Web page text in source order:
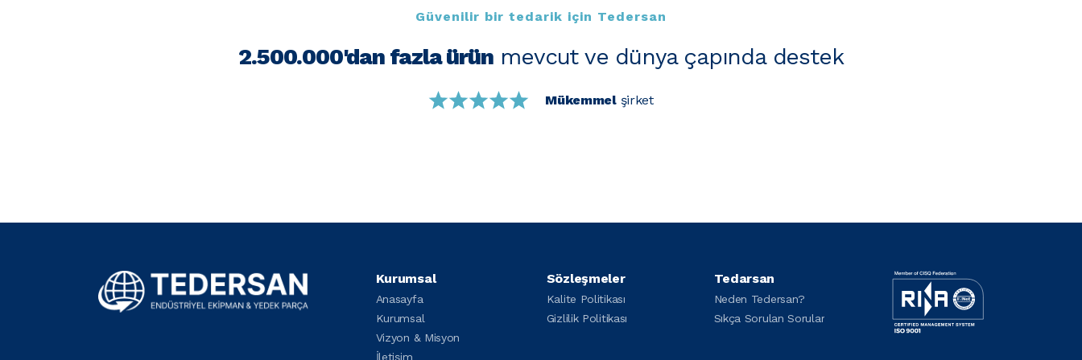
Güvenilir bir tedarik için Tedersan
2.500.000'dan fazla ürünmevcut ve dünya çapında destek
Mükemmelşirket
Kurumsal
Anasayfa
Kurumsal
Vizyon & Misyon
İletişim
Sözleşmeler
Kalite Politikası
Gizlilik Politikası
Tedarsan
Neden Tedersan?
Sıkça Sorulan Sorular